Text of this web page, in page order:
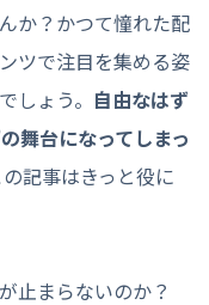
か？かつて憧れた配
ツで注目を集める姿
しょう。 自由なはず
舞台になってしまっ
記事はきっと役に
止まらないのか？